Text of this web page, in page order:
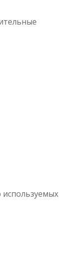
используемых